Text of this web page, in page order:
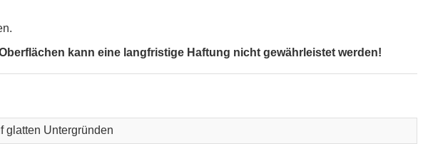
kann eine langfristige Haftung nicht gewährleistet werden!
glatten Untergründen